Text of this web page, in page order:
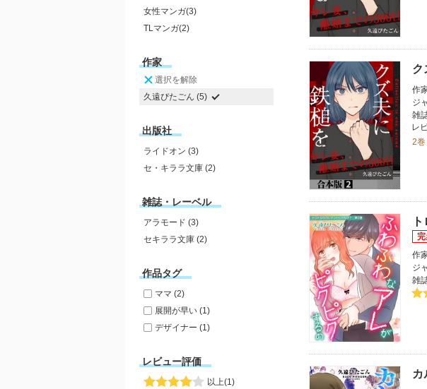
女性マンガ(3)
TLマンガ(2)
作家
選択を解除
久遠ぴたごん (5)
出版社
ライドオン (3)
セ・キララ文庫 (2)
雑誌・レーベル
アラモード (3)
セキララ文庫 (2)
作品タグ
ママ (2)
展開が早い (1)
デザイナー (1)
レビュー評価
以上(1)
ク
作
ジ
雑
レ
2巻
作
ジ
雑
カ